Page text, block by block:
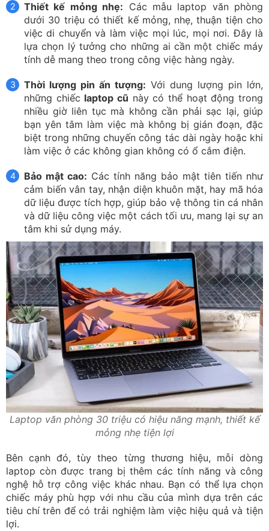
Thiết kế mỏng nhẹ: Các mẫu laptop văn phòng
dưới 30 triệu có thiết kế mỏng, nhẹ, thuận tiện cho
việc di chuyển và làm việc mọi lúc, mọi nơi. Đây là
lựa chọn lý tưởng cho những ai cần một chiếc máy
tính dễ mang theo trong công việc hàng ngày.
Thời lượng pin ấn tượng: Với dung lượng pin lớn,
những chiếc laptop cũ này có thể hoạt động trong
nhiều giờ liên tục mà không cần phải sạc lại, giúp
bạn yên tâm làm việc mà không bị gián đoạn, đặc
biệt trong những chuyến công tác dài ngày hoặc khi
làm việc ở các không gian không có ổ cắm điện.
Bảo mật cao: Các tính năng bảo mật tiên tiến như
cảm biến vân tay, nhận diện khuôn mặt, hay mã hóa
dữ liệu được tích hợp, giúp bảo vệ thông tin cá nhân
và dữ liệu công việc một cách tối ưu, mang lại sự an
tâm khi sử dụng máy.
Laptop văn phòng 30 triệu có hiệu năng mạnh, thiết kế
mỏng nhẹ tiện lợi
Bên cạnh đó, tùy theo từng thương hiệu, mỗi dòng
laptop còn được trang bị thêm các tính năng và công
nghệ hỗ trợ công việc khác nhau. Bạn có thể lựa chọn
chiếc máy phù hợp với nhu cầu của mình dựa trên các
tiêu chí trên để có trải nghiệm làm việc hiệu quả và tiện
lợi.